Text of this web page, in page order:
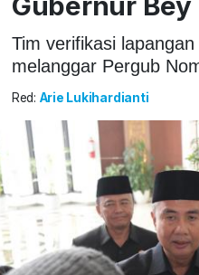
Tim verifikasi
melanggar Pergub
Red: Arie Lukihardianti